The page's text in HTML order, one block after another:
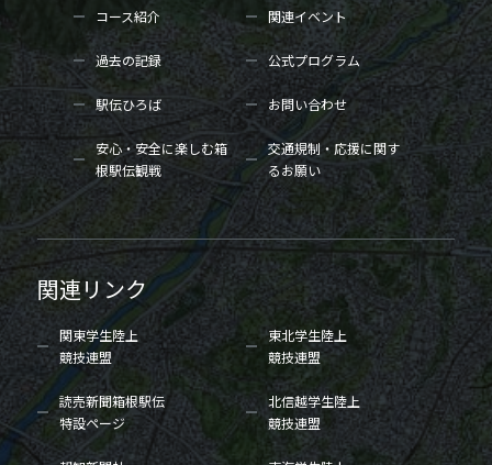
コース紹介 関連イベント
過去の記録 公式プログラム
駅伝ひろば お問い合わせ
安心・安全に楽しむ箱
根駅伝観戦
交通規制・応援に関す
るお願い
関連リンク
関東学生陸上
競技連盟
東北学生陸上
競技連盟
読売新聞箱根駅伝
特設ページ
北信越学生陸上
競技連盟